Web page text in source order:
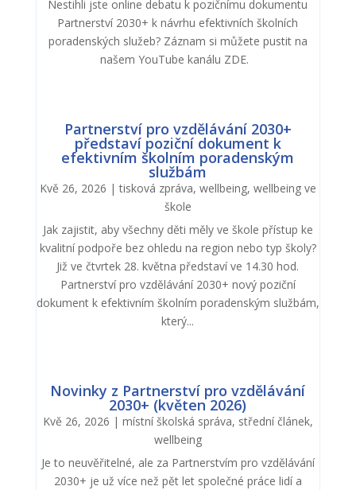
Nestihli jste online debatu k pozičnímu dokumentu
Partnerství 2030+ k návrhu efektivních školních
poradenských služeb? Záznam si můžete pustit na
našem YouTube kanálu ZDE.
Partnerství pro vzdělávání 2030+
představí poziční dokument k
efektivním školním poradenským
službám
Kvě 26, 2026 |tisková zpráva, wellbeing, wellbeing ve
škole
Jak zajistit, aby všechny děti měly ve škole přístup ke
kvalitní podpoře bez ohledu na region nebo typ školy?
Již ve čtvrtek 28. května představí ve 14.30 hod.
Partnerství pro vzdělávání 2030+ nový poziční
dokument k efektivním školním poradenským službám,
který...
Novinky z Partnerství pro vzdělávání
2030+ (květen 2026)
Kvě 26, 2026 | místní školská správa, střední článek,
wellbeing
Je to neuvěřitelné, ale za Partnerstvím pro vzdělávání
2030+ je už více než pět let společné práce lidí a